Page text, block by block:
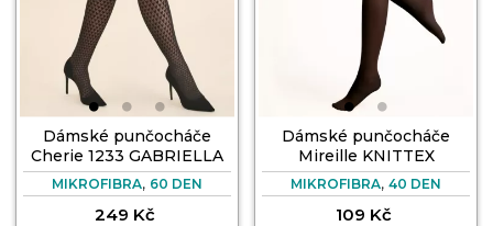
Dámské punčocháče
Cherie 1233 GABRIELLA
MIKROFIBRA, 60 DEN
249 Kč
Dámské punčocháče
Mireille KNITTEX
MIKROFIBRA, 40 DEN
109 Kč